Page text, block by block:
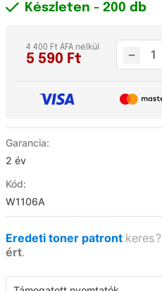
Garancia:
2 év
Kód:
W1106A
Készleten - 200 db
5 590 Ft
4 400 Ft ÁFA nélkül
Eredeti toner patront keres?
ért.